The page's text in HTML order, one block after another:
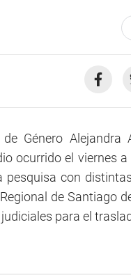
Género
ocurrido el viernes
pesquisa con
de Santiago
para el